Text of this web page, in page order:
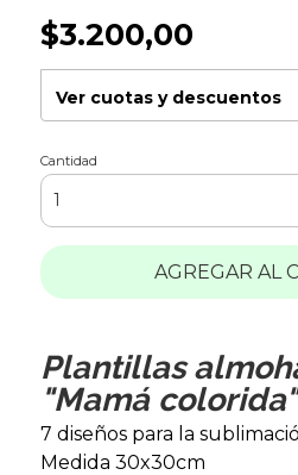
$3.200,00
Ver cuotas y descuentos
Cantidad
AGREGAR AL
Plantillas
"Mamá colorida"
7 diseños para la
Medida 30x30cm